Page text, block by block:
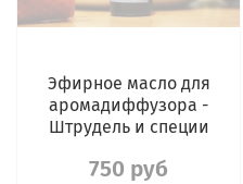
Эфирное масло для
аромадиффузора -
Штрудель и специи
750 руб